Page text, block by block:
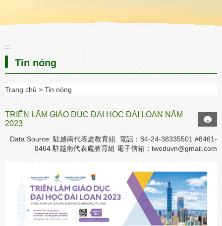
:::
Tin nóng
Trang chủ Tin nóng
TRIỂN LÃM GIÁO DỤC ĐẠI HỌC ĐÀI LOAN NĂM
2023
Data Source: 駐越南代表處教育組 電話：84-24-38335501 #8461-
8464 駐越南代表處教育組 電子信箱： tweduvn@gmail.com